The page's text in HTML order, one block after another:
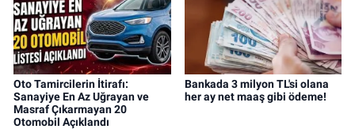
Oto Tamircilerin İtirafı:
Sanayiye En Az Uğrayan ve
Masraf Çıkarmayan 20
Otomobil Açıklandı
Bankada 3 milyon TL'si olana
her ay net maaş gibi ödeme!